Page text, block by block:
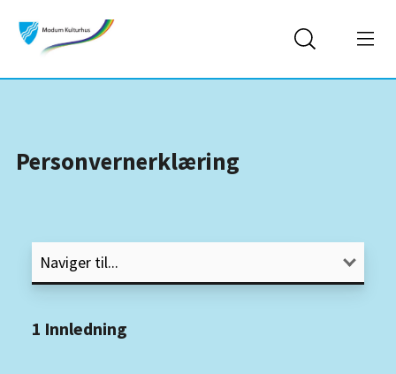
Personvernerklæring
1 Innledning